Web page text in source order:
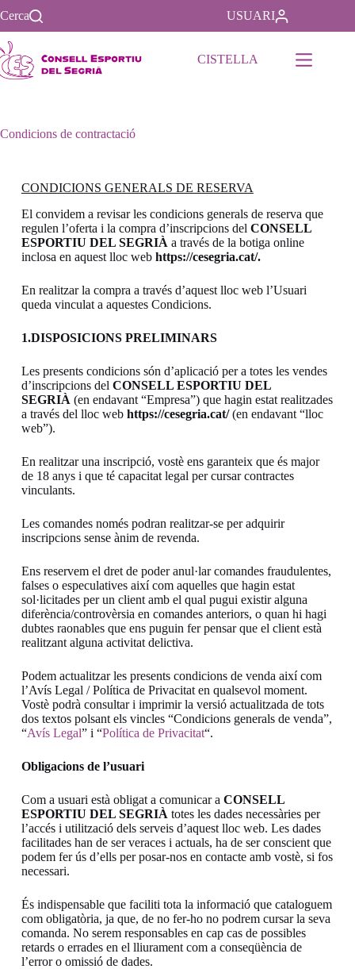
Cerca USUARI
CISTELLA
Condicions de contractació
CONDICIONS GENERALS DE RESERVA
El convidem a revisar les condicions generals de reserva que
regulen l’oferta i la compra d’inscripcions del CONSELL
ESPORTIU DEL SEGRIÀ a través de la botiga online
inclosa en aquest lloc web https://cesegria.cat/.
En realitzar la compra a través d’aquest lloc web l’Usuari
queda vinculat a aquestes Condicions.
1.DISPOSICIONS PRELIMINARS
Les presents condicions són d’aplicació per a totes les vendes
d’inscripcions del CONSELL ESPORTIU DEL
SEGRIÀ (en endavant “Empresa”) que hagin estat realitzades
a través del lloc web https://cesegria.cat/(en endavant “lloc
web”).
En realitzar una inscripció, vostè ens garanteix que és major
de 18 anys i que té capacitat legal per cursar contractes
vinculants.
Les comandes només podran realitzar-se per adquirir
inscripcions sense ànim de revenda.
Ens reservem el dret de poder anul·lar comandes fraudulentes,
falses o especulatives així com aquelles que hagin estat
sol·licitades per un client amb el qual pugui existir alguna
diferència/controvèrsia en comandes anteriors, o quan hi hagi
dubtes raonables que ens puguin fer pensar que el client està
realitzant alguna activitat delictiva.
Podem actualitzar les presents condicions de venda així com
l’Avís Legal / Política de Privacitat en qualsevol moment.
Vostè podrà consultar i imprimir la versió actualitzada de tots
dos textos polsant els vincles “Condicions generals de venda”,
“Avís Legal” i “Política de Privacitat“.
Obligacions de l’usuari
Com a usuari està obligat a comunicar a CONSELL
ESPORTIU DEL SEGRIÀ totes les dades necessàries per
l’accés i utilització dels serveis d’aquest lloc web. Les dades
facilitades han de ser veraces i actuals, ha de ser conscient que
podem fer ús d’ells per posar-nos en contacte amb vostè, si fos
necessari.
És indispensable que faciliti tota la informació que cataloguem
com obligatòria, ja que, de no fer-ho no podrem cursar la seva
comanda. No serem responsables en cap cas de possibles
retards o errades en el lliurament com a conseqüència de
l’error o omissió de dades.